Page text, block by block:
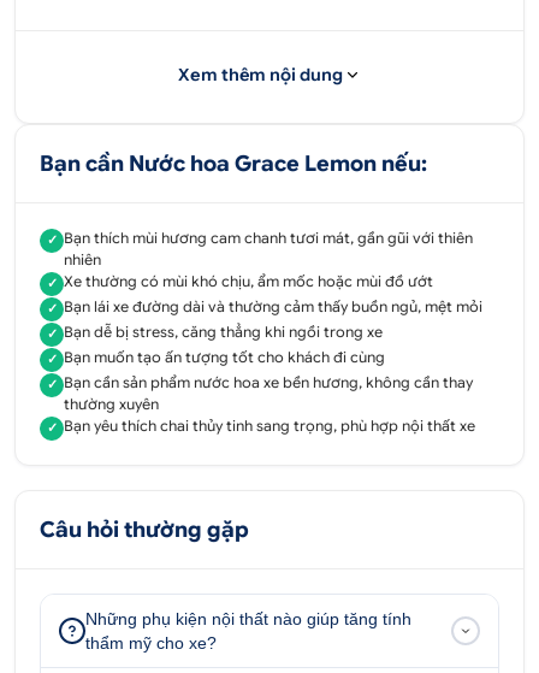
chọn và tin dùng. Do đó, bạn hoàn toàn yên tâm khi
Tư vấn - Hỗ trợ sản phẩm
Địa chỉ:52 - 58 Đường số 1, P.Bình Trị Đông B,
Q.Bình Tân, Tp.HCM
51 - 55 Đường số 7, P.An Lạc A, Q.Bình Tân,
Tp.HCM
347 Quốc lộ 13, P. Hiệp Bình Phước, Q.Thủ
Đức,Tp.HCM
Xem thêm nội dung
Bạn cần Nước hoa Grace Lemon nếu:
✓ Bạn thích mùi hương cam chanh tươi mát, gần gũi với thiên
nhiên
✓ Xe thường có mùi khó chịu, ẩm mốc hoặc mùi đồ ướt
✓ Bạn lái xe đường dài và thường cảm thấy buồn ngủ, mệt mỏi
✓ Bạn dễ bị stress, căng thẳng khi ngồi trong xe
✓ Bạn muốn tạo ấn tượng tốt cho khách đi cùng
✓ Bạn cần sản phẩm nước hoa xe bền hương, không cần thay
thường xuyên
✓ Bạn yêu thích chai thủy tinh sang trọng, phù hợp nội thất xe
Câu hỏi thường gặp
Những phụ kiện nội thất nào giúp tăng tính
thẩm mỹ cho xe?